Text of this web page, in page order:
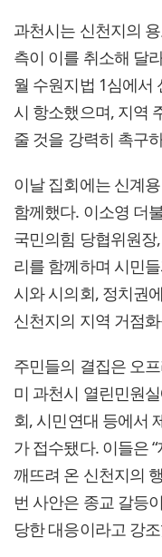
과천시는 신천지의
측이 이를 취소해 달
월 수원지법 1심에서
시 항소했으며, 지역
줄 것을 강력히 촉구
이날 집회에는 신계
함께했다. 이소영 더
국민의힘 당협위원
리를 함께하며 시민
시와 시의회, 정치권
신천지의 지역 거점
주민들의 결집은 오
미 과천시 열린민원
회, 시민연대 등에서
가 접수됐다. 이들은
깨뜨려 온 신천지의
번 사안은 종교 갈등
당한 대응이라고 강